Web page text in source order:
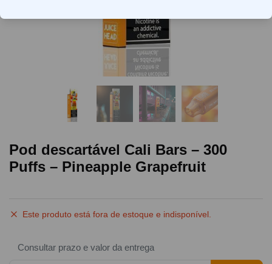
Pod descartável Cali Bars – 300
Puffs – Pineapple Grapefruit
Este produto está fora de estoque e indisponível.
Consultar prazo e valor da entrega